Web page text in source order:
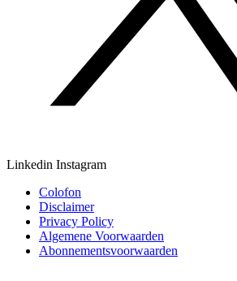
Linkedin Instagram
Colofon
Disclaimer
Privacy Policy
Algemene Voorwaarden
Abonnementsvoorwaarden